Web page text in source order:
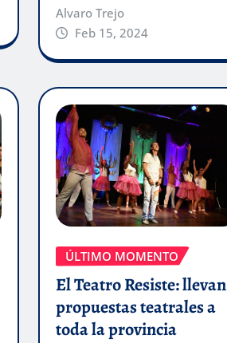
Alvaro Trejo
Feb 15, 2024
ÚLTIMO MOMENTO
El Teatro Resiste: llevan
propuestas teatrales a
toda la provincia